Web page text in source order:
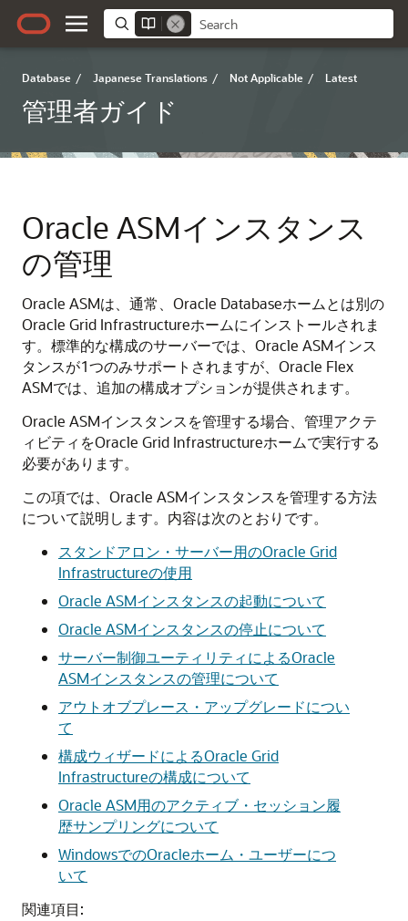
Database / Japanese Translations / Not Applicable / Latest
管理者ガイド
Oracle ASMインスタンス
の管理
Oracle ASMは、通常、Oracle Databaseホームとは別の
Oracle Grid Infrastructureホームにインストールされま
す。標準的な構成のサーバーでは、Oracle ASMインス
タンスが1つのみサポートされますが、Oracle Flex
ASMでは、追加の構成オプションが提供されます。
Oracle ASMインスタンスを管理する場合、管理アクテ
ィビティをOracle Grid Infrastructureホームで実行する
必要があります。
この項では、Oracle ASMインスタンスを管理する方法
について説明します。内容は次のとおりです。
スタンドアロン・サーバー用のOracle Grid
Infrastructureの使用
Oracle ASMインスタンスの起動について
Oracle ASMインスタンスの停止について
サーバー制御ユーティリティによるOracle
ASMインスタンスの管理について
アウトオブプレース・アップグレードについ
て
構成ウィザードによるOracle Grid
Infrastructureの構成について
Oracle ASM用のアクティブ・セッション履
歴サンプリングについて
WindowsでのOracleホーム・ユーザーにつ
いて
関連項目: